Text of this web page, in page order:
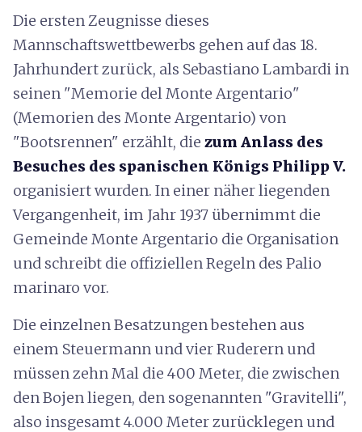
Die ersten Zeugnisse dieses
Mannschaftswettbewerbs gehen auf das 18.
Jahrhundert zurück, als Sebastiano Lambardi in
seinen "Memorie del Monte Argentario"
(Memorien des Monte Argentario) von
"Bootsrennen" erzählt, die zum Anlass des
Besuches des spanischen Königs Philipp V.
organisiert wurden. In einer näher liegenden
Vergangenheit, im Jahr 1937 übernimmt die
Gemeinde Monte Argentario die Organisation
und schreibt die offiziellen Regeln des Palio
marinaro vor.
Die einzelnen Besatzungen bestehen aus
einem Steuermann und vier Ruderern und
müssen zehn Mal die 400 Meter, die zwischen
den Bojen liegen, den sogenannten "Gravitelli",
also insgesamt 4.000 Meter zurücklegen und